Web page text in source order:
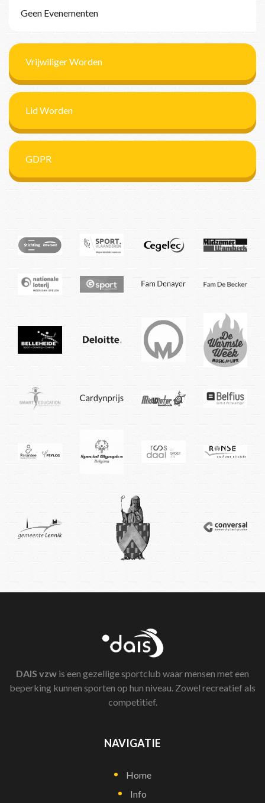
Geen Evenementen
Vrijwiliger Worden
Lid Worden
GDPR
DAIS vzw is een gezellige sportclub waar mensen met een
beperking kunnen sporten op hun niveau. Zowel recreatief als
competitief.
NAVIGATIE
Home
Info